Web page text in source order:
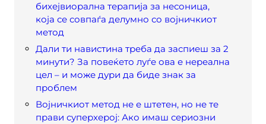
бихејвиорална терапија за несоница,
која се совпаѓа делумно со војничкиот
метод
Дали ти навистина треба да заспиеш за 2
минути? За повеќето луѓе ова е нереална
цел – и може дури да биде знак за
проблем
Војничкиот метод не е штетен, но не те
прави суперхерој: Ако имаш сериозни